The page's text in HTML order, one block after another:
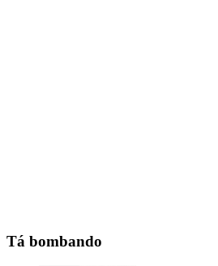
Tá bombando